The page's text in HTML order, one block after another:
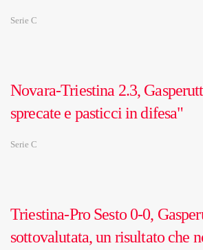
Serie C
Novara-Triestina 2.3,
sprecate e pasticci in difesa"
Serie C
Triestina-Pro Sesto 0-0,
sottovalutata, un risultato che